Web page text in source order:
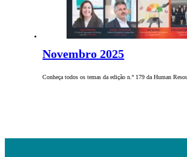
Novembro 2025
Conheça todos os temas da edição n.º 179 da Human